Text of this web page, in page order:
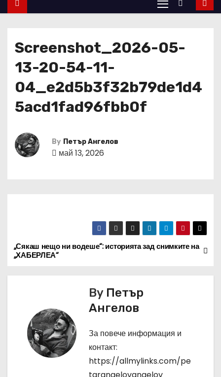
Screenshot_2026-05-
13-20-54-11-
04_e2d5b3f32b79de1d4
5acd1fad96fbb0f
By Петър Ангелов
май 13, 2026
Н
а
„Сякаш нещо ни водеше“: историята зад снимките на
„ХАБЕРЛЕА“
By Петър
Ангелов
За повече информация и
контакт:
https://allmylinks.com/pe
tarangelovangelov